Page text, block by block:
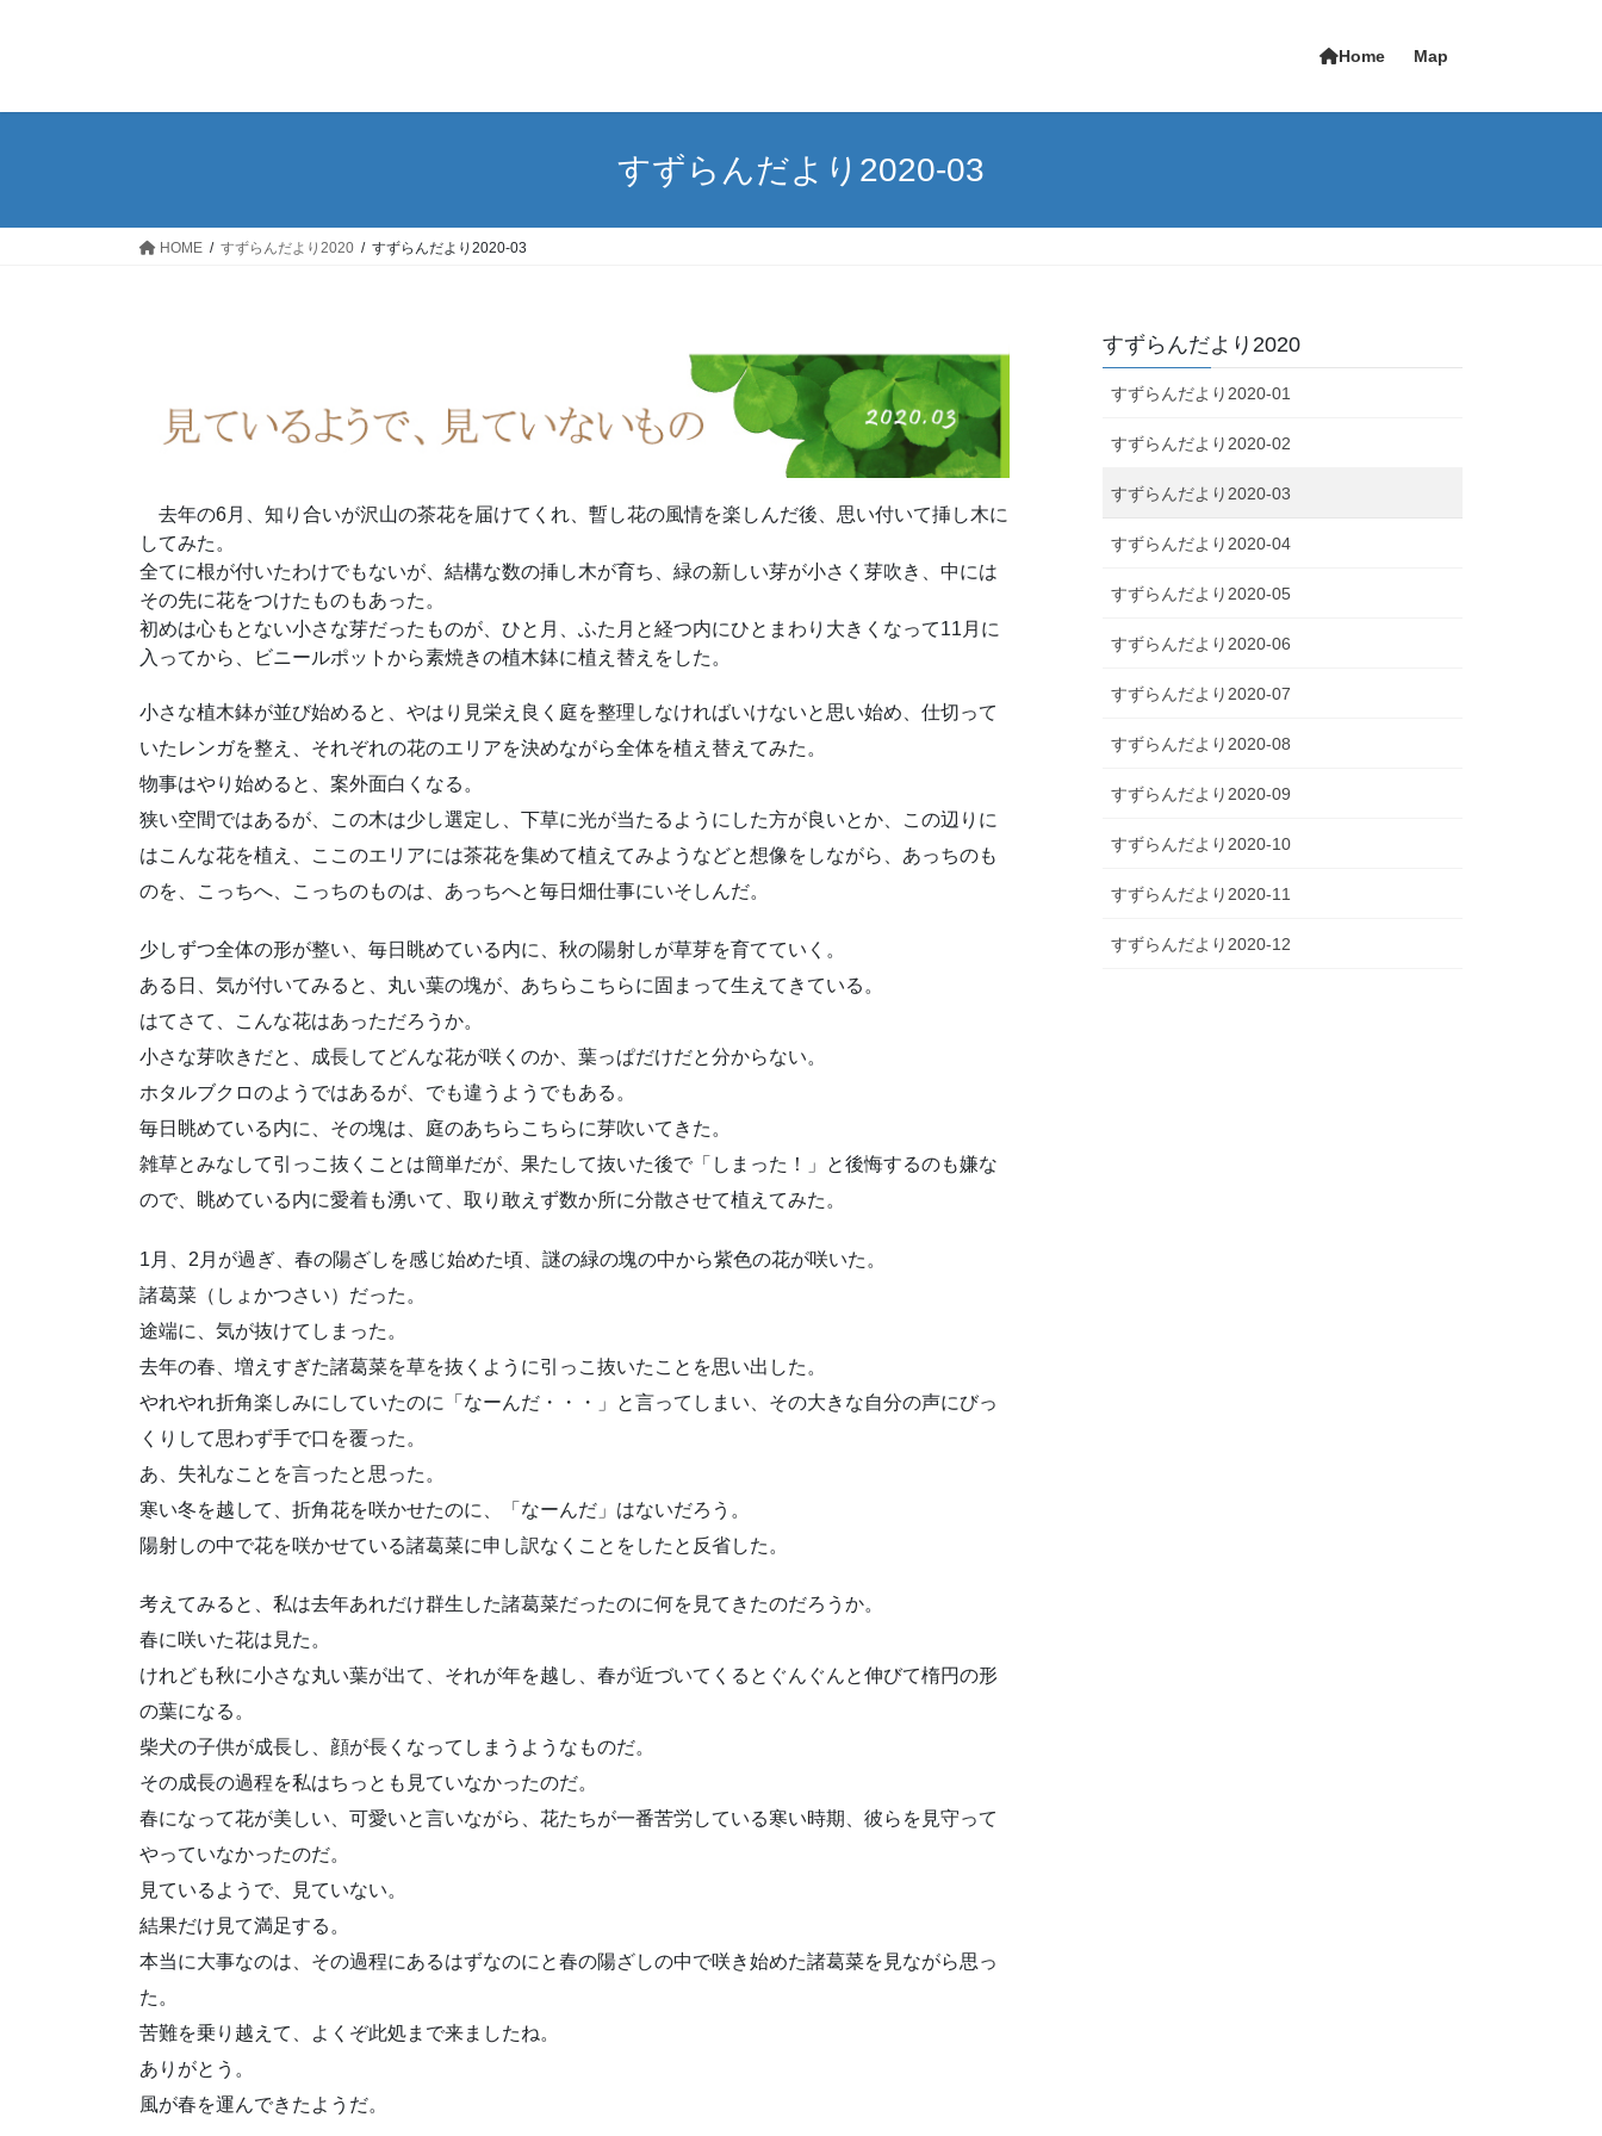
Home Map
すずらんだより2020-03
HOME すずらんだより2020 すずらんだより2020-03
去年の6月、知り合いが沢山の茶花を届けてくれ、暫し花の風情を楽しんだ後、思い付いて挿し木に
してみた。
全てに根が付いたわけでもないが、結構な数の挿し木が育ち、緑の新しい芽が小さく芽吹き、中には
その先に花をつけたものもあった。
初めは心もとない小さな芽だったものが、ひと月、ふた月と経つ内にひとまわり大きくなって11月に
入ってから、ビニールポットから素焼きの植木鉢に植え替えをした。
小さな植木鉢が並び始めると、やはり見栄え良く庭を整理しなければいけないと思い始め、仕切って
いたレンガを整え、それぞれの花のエリアを決めながら全体を植え替えてみた。
物事はやり始めると、案外面白くなる。
狭い空間ではあるが、この木は少し選定し、下草に光が当たるようにした方が良いとか、この辺りに
はこんな花を植え、ここのエリアには茶花を集めて植えてみようなどと想像をしながら、あっちのも
のを、こっちへ、こっちのものは、あっちへと毎日畑仕事にいそしんだ。
少しずつ全体の形が整い、毎日眺めている内に、秋の陽射しが草芽を育てていく。
ある日、気が付いてみると、丸い葉の塊が、あちらこちらに固まって生えてきている。
はてさて、こんな花はあっただろうか。
小さな芽吹きだと、成長してどんな花が咲くのか、葉っぱだけだと分からない。
ホタルブクロのようではあるが、でも違うようでもある。
毎日眺めている内に、その塊は、庭のあちらこちらに芽吹いてきた。
雑草とみなして引っこ抜くことは簡単だが、果たして抜いた後で「しまった！」と後悔するのも嫌な
ので、眺めている内に愛着も湧いて、取り敢えず数か所に分散させて植えてみた。
1月、2月が過ぎ、春の陽ざしを感じ始めた頃、謎の緑の塊の中から紫色の花が咲いた。
諸葛菜（しょかつさい）だった。
途端に、気が抜けてしまった。
去年の春、増えすぎた諸葛菜を草を抜くように引っこ抜いたことを思い出した。
やれやれ折角楽しみにしていたのに「なーんだ・・・」と言ってしまい、その大きな自分の声にびっ
くりして思わず手で口を覆った。
あ、失礼なことを言ったと思った。
寒い冬を越して、折角花を咲かせたのに、「なーんだ」はないだろう。
陽射しの中で花を咲かせている諸葛菜に申し訳なくことをしたと反省した。
考えてみると、私は去年あれだけ群生した諸葛菜だったのに何を見てきたのだろうか。
春に咲いた花は見た。
けれども秋に小さな丸い葉が出て、それが年を越し、春が近づいてくるとぐんぐんと伸びて楕円の形
の葉になる。
柴犬の子供が成長し、顔が長くなってしまうようなものだ。
その成長の過程を私はちっとも見ていなかったのだ。
春になって花が美しい、可愛いと言いながら、花たちが一番苦労している寒い時期、彼らを見守って
やっていなかったのだ。
見ているようで、見ていない。
結果だけ見て満足する。
本当に大事なのは、その過程にあるはずなのにと春の陽ざしの中で咲き始めた諸葛菜を見ながら思っ
た。
苦難を乗り越えて、よくぞ此処まで来ましたね。
ありがとう。
風が春を運んできたようだ。
すずらんだより2020
すずらんだより2020-01
すずらんだより2020-02
すずらんだより2020-03
すずらんだより2020-04
すずらんだより2020-05
すずらんだより2020-06
すずらんだより2020-07
すずらんだより2020-08
すずらんだより2020-09
すずらんだより2020-10
すずらんだより2020-11
すずらんだより2020-12